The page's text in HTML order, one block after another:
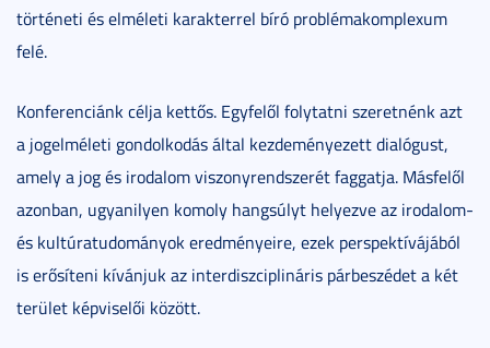
történeti és elméleti karakterrel bíró problémakomplexum
felé.
Konferenciánk célja kettős. Egyfelől folytatni szeretnénk azt
a jogelméleti gondolkodás által kezdeményezett dialógust,
amely a jog és irodalom viszonyrendszerét faggatja. Másfelől
azonban, ugyanilyen komoly hangsúlyt helyezve az irodalom-
és kultúratudományok eredményeire, ezek perspektívájából
is erősíteni kívánjuk az interdiszciplináris párbeszédet a két
terület képviselői között.